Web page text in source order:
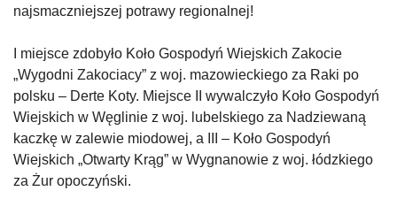
najsmaczniejszej potrawy regionalnej!
I miejsce zdobyło Koło Gospodyń Wiejskich Zakocie
„Wygodni Zakociacy” z woj. mazowieckiego za Raki po
polsku – Derte Koty. Miejsce II wywalczyło Koło Gospodyń
Wiejskich w Węglinie z woj. lubelskiego za Nadziewaną
kaczkę w zalewie miodowej, a III – Koło Gospodyń
Wiejskich „Otwarty Krąg” w Wygnanowie z woj. łódzkiego
za Żur opoczyński.